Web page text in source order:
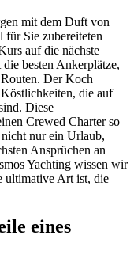
mit dem Duft von
für Sie zubereiteten
auf die nächste
besten Ankerplätze,
Der Koch
die auf
Diese
Crewed Charter so
nur ein Urlaub,
Ansprüchen an
Yachting wissen wir
ultimative Art ist, die
eines